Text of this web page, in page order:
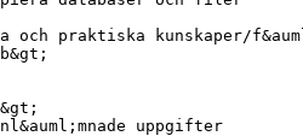
praktiska kunskaper/
uppgifter